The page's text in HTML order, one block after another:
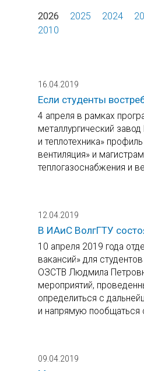
2026 2025 2024
2010
16.04.2019
Если студенты
4 апреля в рамках
металлургический
и теплотехника»
вентиляция» и
теплогазоснабжения и
12.04.2019
В ИАиС ВолгГТУ
10 апреля 2019 года
вакансий» для
ОЗСТВ Людмила
мероприятий,
определиться с
и напрямую пообщаться
09.04.2019